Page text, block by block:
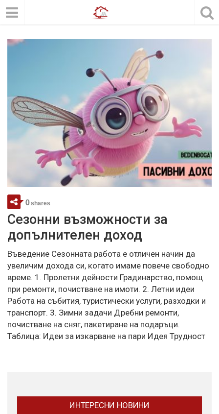
0shares
Сезонни възможности за
допълнителен доход
Въведение Сезонната работа е отличен начин да
увеличим дохода си, когато имаме повече свободно
време. 1. Пролетни дейности Градинарство, помощ
при ремонти, почистване на имоти. 2. Летни идеи
Работа на събития, туристически услуги, разходки и
транспорт. 3. Зимни задачи Дребни ремонти,
почистване на сняг, пакетиране на подаръци.
Таблица: Идеи за изкарване на пари Идея Трудност
ИНТЕРЕСНИ НОВИНИ